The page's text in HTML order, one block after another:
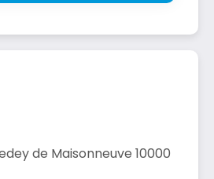
de Maisonneuve 10000